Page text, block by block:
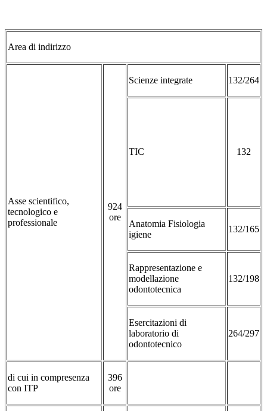
Area di indirizzo
Asse scientifico,
tecnologico e
professionale
924
ore
Scienze integrate 132/264
TIC 132
Anatomia Fisiologia
igiene
132/165
Rappresentazione e
modellazione
odontotecnica
132/198
Esercitazioni di
laboratorio di
odontotecnico
264/297
di cui in compresenza
con ITP
396
ore